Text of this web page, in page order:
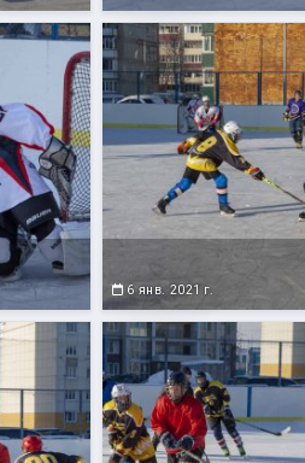
6 янв. 2021 г.